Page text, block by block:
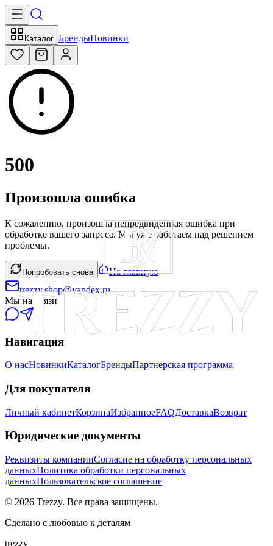
Каталог БрендыНовинки
500
Произошла ошибка
К сожалению, произошла непредвиденная ошибка при
обработке вашего запроса. Мы уже работаем над решением
проблемы.
Попробовать снова
На главную
trezzy.shop@yandex.ru
Мы на связи
Навигация
О насНовинкиКаталогБрендыПартнерская программа
Для покупателя
Личный кабинетКорзинаИзбранноеFAQДоставкаВозврат
Юридические документы
Реквизиты компанииСогласие на обработку персональных
данныхПолитика обработки персональных
данныхПользовательское соглашение
© 2026 Trezzy. Все права защищены.
Сделано с любовью к деталям
trezzy